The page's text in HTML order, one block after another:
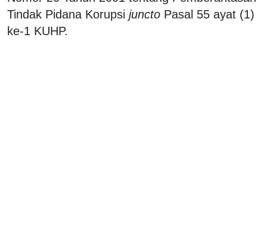
Tindak Pidana Korupsi juncto Pasal 55 ayat (1)
ke-1 KUHP.